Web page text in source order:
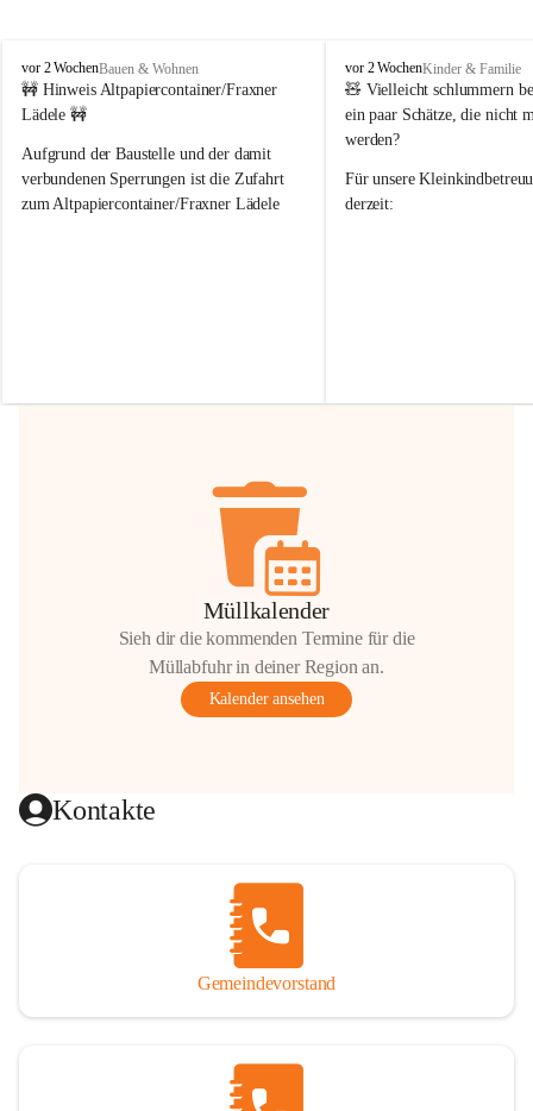
F
r
a
e
r
n
vor 2 WochenBauen & Wohnen
🚧 Hinweis Altpapiercontainer/Fraxner
Lädele 🚧
Aufgrund der Baustelle und der damit
verbundenen Sperrungen ist die Zufahrt
zum Altpapiercontainer/Fraxner Lädele
Hilfsbereitschaft!
F
r
a
x
r
n
vor 2 WochenKinder & Familie
🧸 Vielleicht schlummern
ein paar Schätze, die nicht
werden?
Für unsere
derzeit:
Müllkalender
Sieh dir die kommenden Termine für die
Müllabfuhr in deiner Region an.
Kalender ansehen
Kontakte
Gemeindevorstand